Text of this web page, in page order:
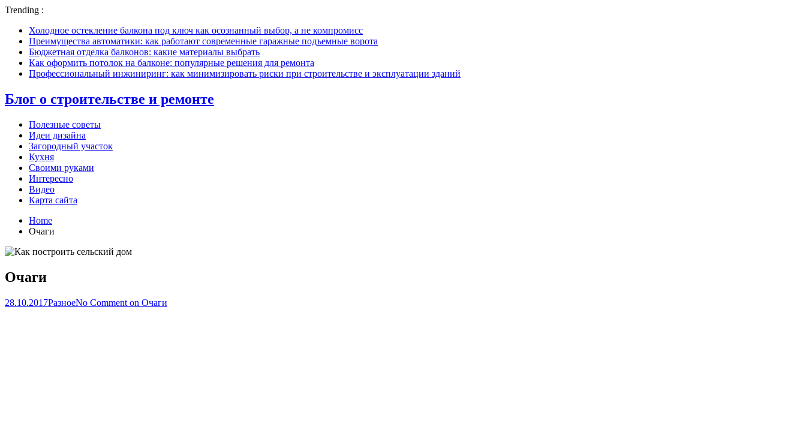
Trending :
Холодное остекление балкона под ключ как осознанный выбор, а не компромисс
Преимущества автоматики: как работают современные гаражные подъемные ворота
Бюджетная отделка балконов: какие материалы выбрать
Как оформить потолок на балконе: популярные решения для ремонта
Профессиональный инжиниринг: как минимизировать риски при строительстве и эксплуатации зданий
Блог о строительстве и ремонте
Полезные советы
Идеи дизайна
Загородный участок
Кухня
Своими руками
Интересно
Видео
Карта сайта
Home
Очаги
Очаги
28.10.2017РазноеNo Comment on Очаги